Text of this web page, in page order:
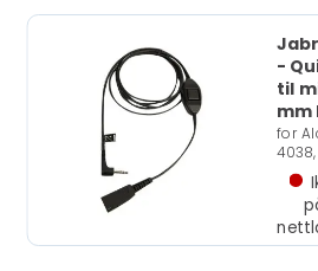
-
til
mm
for